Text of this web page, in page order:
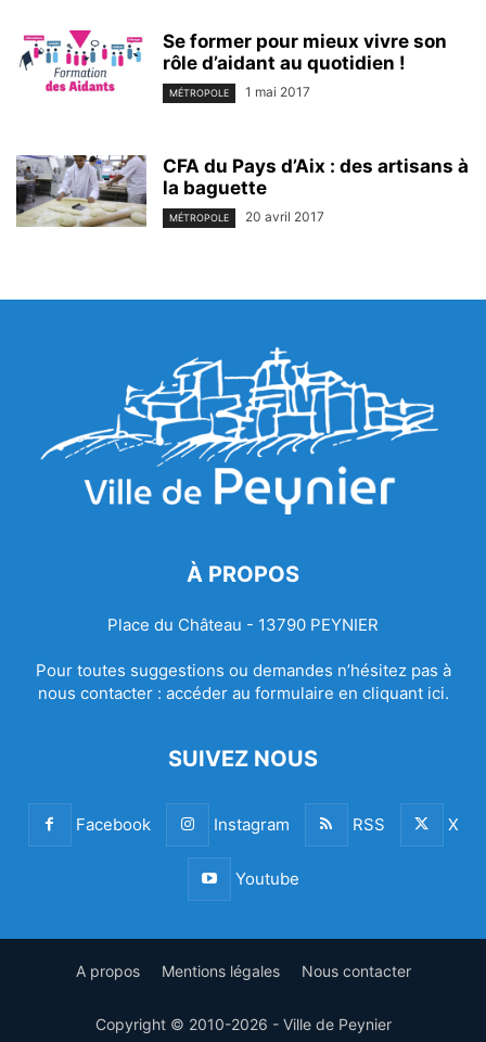
Se former pour mieux vivre son
rôle d’aidant au quotidien !
MÉTROPOLE 1 mai 2017
CFA du Pays d’Aix : des artisans à
la baguette
MÉTROPOLE 20 avril 2017
À PROPOS
Place du Château - 13790 PEYNIER
Pour toutes suggestions ou demandes n’hésitez pas à
nous contacter : accéder au formulaire en cliquant ici.
SUIVEZ NOUS
Facebook Instagram RSS X
Youtube
A propos Mentions légales Nous contacter
Copyright © 2010-2026 - Ville de Peynier